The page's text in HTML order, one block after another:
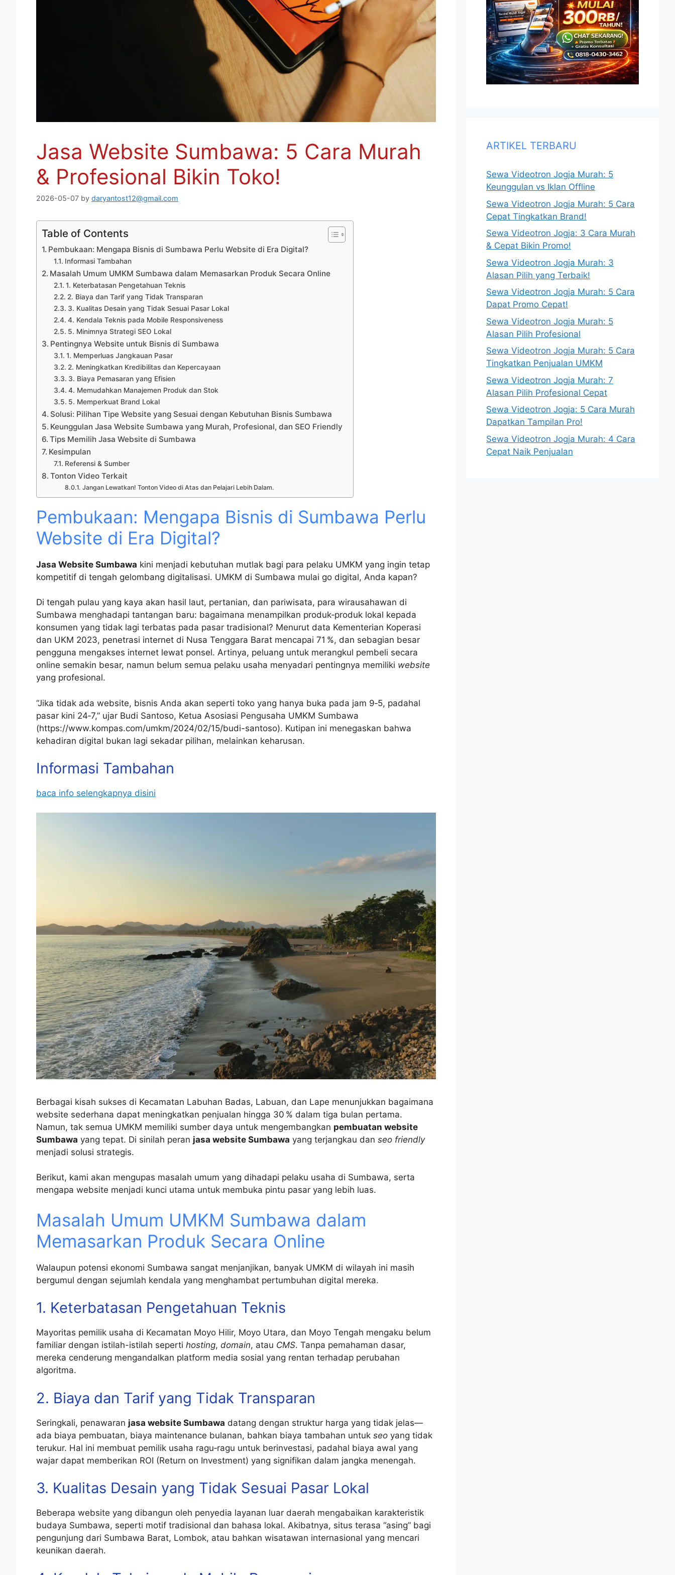
Jasa Website Sumbawa: 5 Cara Murah
& Profesional Bikin Toko!
2026-05-07 by daryantost12@gmail.com
Table of Contents
Pembukaan: Mengapa Bisnis di Sumbawa Perlu Website di Era Digital?
Informasi Tambahan
Masalah Umum UMKM Sumbawa dalam Memasarkan Produk Secara Online
1. Keterbatasan Pengetahuan Teknis
2. Biaya dan Tarif yang Tidak Transparan
3. Kualitas Desain yang Tidak Sesuai Pasar Lokal
4. Kendala Teknis pada Mobile Responsiveness
5. Minimnya Strategi SEO Lokal
Pentingnya Website untuk Bisnis di Sumbawa
1. Memperluas Jangkauan Pasar
2. Meningkatkan Kredibilitas dan Kepercayaan
3. Biaya Pemasaran yang Efisien
4. Memudahkan Manajemen Produk dan Stok
5. Memperkuat Brand Lokal
Solusi: Pilihan Tipe Website yang Sesuai dengan Kebutuhan Bisnis Sumbawa
Keunggulan Jasa Website Sumbawa yang Murah, Profesional, dan SEO Friendly
Tips Memilih Jasa Website di Sumbawa
Kesimpulan
Referensi & Sumber
Tonton Video Terkait
Jangan Lewatkan! Tonton Video di Atas dan Pelajari Lebih Dalam.
Pembukaan: Mengapa Bisnis di Sumbawa Perlu
Website di Era Digital?
Jasa Website Sumbawa kini menjadi kebutuhan mutlak bagi para pelaku UMKM yang ingin tetap
kompetitif di tengah gelombang digitalisasi. UMKM di Sumbawa mulai go digital, Anda kapan?
Di tengah pulau yang kaya akan hasil laut, pertanian, dan pariwisata, para wirausahawan di
Sumbawa menghadapi tantangan baru: bagaimana menampilkan produk‑produk lokal kepada
konsumen yang tidak lagi terbatas pada pasar tradisional? Menurut data Kementerian Koperasi
dan UKM 2023, penetrasi internet di Nusa Tenggara Barat mencapai 71 %, dan sebagian besar
pengguna mengakses internet lewat ponsel. Artinya, peluang untuk merangkul pembeli secara
online semakin besar, namun belum semua pelaku usaha menyadari pentingnya memiliki website
yang profesional.
“Jika tidak ada website, bisnis Anda akan seperti toko yang hanya buka pada jam 9‑5, padahal
pasar kini 24‑7,” ujar Budi Santoso, Ketua Asosiasi Pengusaha UMKM Sumbawa
(https://www.kompas.com/umkm/2024/02/15/budi-santoso). Kutipan ini menegaskan bahwa
kehadiran digital bukan lagi sekadar pilihan, melainkan keharusan.
Informasi Tambahan
baca info selengkapnya disini
Berbagai kisah sukses di Kecamatan Labuhan Badas, Labuan, dan Lape menunjukkan bagaimana
website sederhana dapat meningkatkan penjualan hingga 30 % dalam tiga bulan pertama.
Namun, tak semua UMKM memiliki sumber daya untuk mengembangkan pembuatan website
Sumbawa yang tepat. Di sinilah peran jasa website Sumbawa yang terjangkau dan seo friendly
menjadi solusi strategis.
Berikut, kami akan mengupas masalah umum yang dihadapi pelaku usaha di Sumbawa, serta
mengapa website menjadi kunci utama untuk membuka pintu pasar yang lebih luas.
Masalah Umum UMKM Sumbawa dalam
Memasarkan Produk Secara Online
Walaupun potensi ekonomi Sumbawa sangat menjanjikan, banyak UMKM di wilayah ini masih
bergumul dengan sejumlah kendala yang menghambat pertumbuhan digital mereka.
1. Keterbatasan Pengetahuan Teknis
Mayoritas pemilik usaha di Kecamatan Moyo Hilir, Moyo Utara, dan Moyo Tengah mengaku belum
familiar dengan istilah-istilah seperti hosting, domain, atau CMS. Tanpa pemahaman dasar,
mereka cenderung mengandalkan platform media sosial yang rentan terhadap perubahan
algoritma.
2. Biaya dan Tarif yang Tidak Transparan
Seringkali, penawaran jasa website Sumbawa datang dengan struktur harga yang tidak jelas—
ada biaya pembuatan, biaya maintenance bulanan, bahkan biaya tambahan untuk seo yang tidak
terukur. Hal ini membuat pemilik usaha ragu‑ragu untuk berinvestasi, padahal biaya awal yang
wajar dapat memberikan ROI (Return on Investment) yang signifikan dalam jangka menengah.
3. Kualitas Desain yang Tidak Sesuai Pasar Lokal
Beberapa website yang dibangun oleh penyedia layanan luar daerah mengabaikan karakteristik
budaya Sumbawa, seperti motif tradisional dan bahasa lokal. Akibatnya, situs terasa “asing” bagi
pengunjung dari Sumbawa Barat, Lombok, atau bahkan wisatawan internasional yang mencari
keunikan daerah.
ARTIKEL TERBARU
Sewa Videotron Jogja Murah: 5
Keunggulan vs Iklan Offline
Sewa Videotron Jogja Murah: 5 Cara
Cepat Tingkatkan Brand!
Sewa Videotron Jogja: 3 Cara Murah
& Cepat Bikin Promo!
Sewa Videotron Jogja Murah: 3
Alasan Pilih yang Terbaik!
Sewa Videotron Jogja Murah: 5 Cara
Dapat Promo Cepat!
Sewa Videotron Jogja Murah: 5
Alasan Pilih Profesional
Sewa Videotron Jogja Murah: 5 Cara
Tingkatkan Penjualan UMKM
Sewa Videotron Jogja Murah: 7
Alasan Pilih Profesional Cepat
Sewa Videotron Jogja: 5 Cara Murah
Dapatkan Tampilan Pro!
Sewa Videotron Jogja Murah: 4 Cara
Cepat Naik Penjualan